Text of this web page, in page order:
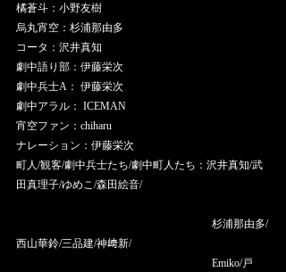
橘蒼斗：小野友樹
烏丸宵空：杉浦那由多
コータ：沢井真知
劇中語り部：伊藤栄次
劇中兵士A： 伊藤栄次
劇中アラル： ICEMAN
宵空ファン：chiharu
ナレーション：伊藤栄次
町人/観客/劇中兵士たち/劇中町人たち：沢井真知/武
田真理子/ゆめこ/森田絵音/
杉浦那由多/
西山華鈴/三品建/神﨑新/
Emiko/戸